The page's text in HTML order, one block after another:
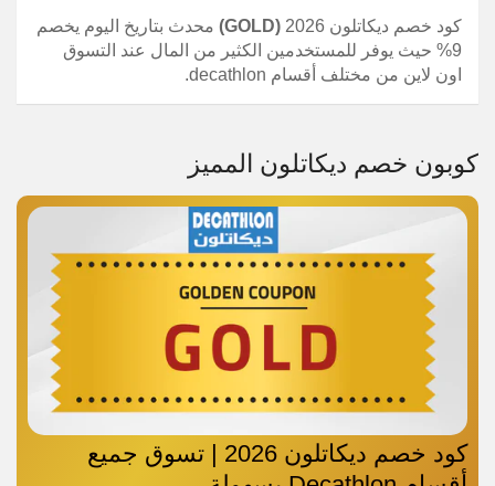
كود خصم ديكاتلون 2026 (GOLD)
محدث بتاريخ اليوم يخصم
9% حيث يوفر للمستخدمين الكثير من المال عند التسوق
اون لاين من مختلف أقسام decathlon.
كوبون خصم ديكاتلون المميز
كود خصم ديكاتلون 2026 | تسوق جميع